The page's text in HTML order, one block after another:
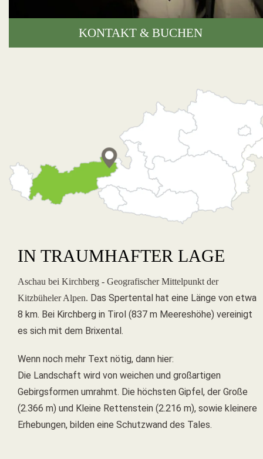
KONTAKT & BUCHEN
IN TRAUMHAFTER LAGE
Aschau bei Kirchberg - Geografischer Mittelpunkt der
Kitzbüheler Alpen. Das Spertental hat eine Länge von etwa
8 km. Bei Kirchberg in Tirol (837 m Meereshöhe) vereinigt
es sich mit dem Brixental.
Wenn noch mehr Text nötig, dann hier:
Die Landschaft wird von weichen und großartigen
Gebirgsformen umrahmt. Die höchsten Gipfel, der Große
(2.366 m) und Kleine Rettenstein (2.216 m), sowie kleinere
Erhebungen, bilden eine Schutzwand des Tales.